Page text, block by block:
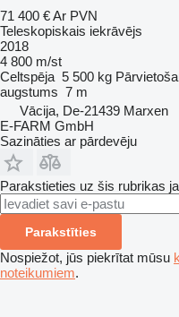
71 400 €Ar PVN
Teleskopiskais iekrāvējs
2018
4 800 m/st
Celtspēja 5 500 kg
augstums 7 m
Vācija, De-21439 Marxen
E-FARM GmbH
Sazināties ar pārdevēju
Parakstieties uz šis rubrikas
Parakstīties
Nospiežot, jūs piekrītat mūsu
noteikumiem.